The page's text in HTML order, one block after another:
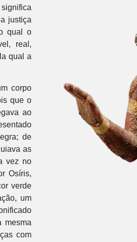
justiça
qual o
real,
qual a
corpo
que o
ao
de
as
vez no
Osíris,
verde
um
mesma
com